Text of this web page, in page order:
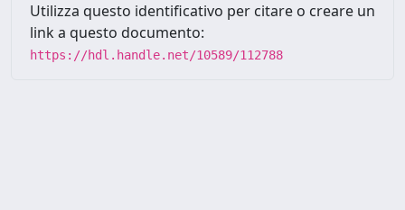
Utilizza questo identificativo per citare o creare un
link a questo documento:
https://hdl.handle.net/10589/112788